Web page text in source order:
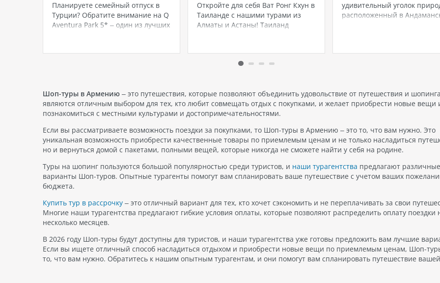
Планируете семейный отпуск в
Турции? Обратите внимание на Q
Aventura Park 5* – один из лучших
вы сможете отправиться в это
Откройте для себя Ват Ронг Кхун в
Таиланде с нашими турами из
Алматы и Астаны! Таиланд
одной из самых впечатляющих
является Ват Ронг Кхун, или как
расположенный…
удивительный уголок
расположенный в
этот архипелаг привлекает
Шоп-туры в Армению – это путешествия, которые позволяют объединить удовольствие от путешествия и
являются отличным выбором для тех, кто любит совмещать отдых с покупками, и желает приобрести новые вещи
познакомиться с местными культурами и достопримечательностями.
Если вы рассматриваете возможность поездки за покупками, то Шоп-туры в Армению – это то, что вам нужно. Это
уникальная возможность приобрести качественные товары по приемлемым ценам и не только насладиться
но и вернуться домой с пакетами, полными вещей, которые никогда не сможете найти у себя на родине.
Туры на шопинг пользуются большой популярностью среди туристов, и наши турагентства предлагают различные
варианты Шоп-туров. Опытные турагенты помогут вам спланировать ваше путешествие с учетом ваших
бюджета.
Купить тур в рассрочку – это отличный вариант для тех, кто хочет сэкономить и не переплачивать за свои
Многие наши турагентства предлагают гибкие условия оплаты, которые позволяют распределить оплату поездки
несколько месяцев.
В 2026 году Шоп-туры будут доступны для туристов, и наши турагентства уже готовы предложить вам лучшие
Если вы ищете отличный способ насладиться отдыхом и приобрести новые вещи по приемлемым ценам, Шоп-
то, что вам нужно. Обратитесь к нашим опытным турагентам, и они помогут вам спланировать путешествие